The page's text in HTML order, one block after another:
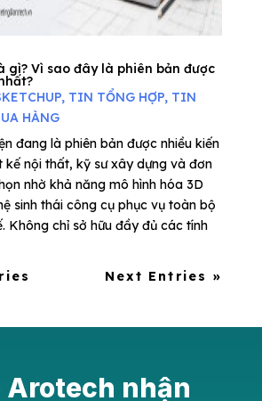
gì? Vì sao đây là phiên bản được
, TIN TỔNG HỢP, TIN
HÀNG
đang là phiên bản được nhiều kiến
kế nội thất, kỹ sư xây dựng và đơn
nhờ khả năng mô hình hóa 3D
sinh thái công cụ phục vụ toàn bộ
Không chỉ sở hữu đầy đủ các tính
Next Entries »
Arotech nhận